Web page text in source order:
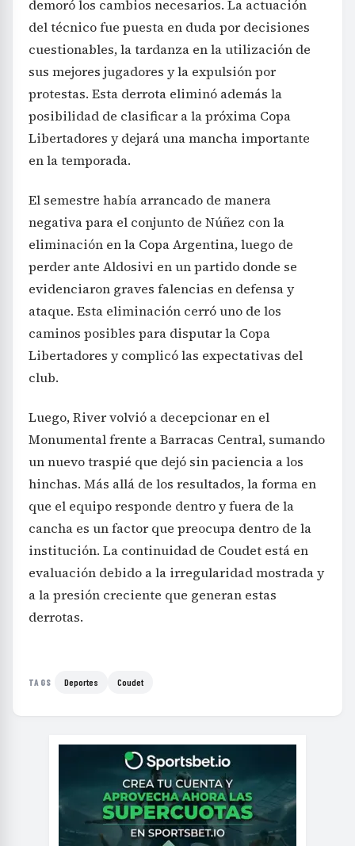
demoró los cambios necesarios. La actuación
del técnico fue puesta en duda por decisiones
cuestionables, la tardanza en la utilización de
sus mejores jugadores y la expulsión por
protestas. Esta derrota eliminó además la
posibilidad de clasificar a la próxima Copa
Libertadores y dejará una mancha importante
en la temporada.
El semestre había arrancado de manera
negativa para el conjunto de Núñez con la
eliminación en la Copa Argentina, luego de
perder ante Aldosivi en un partido donde se
evidenciaron graves falencias en defensa y
ataque. Esta eliminación cerró uno de los
caminos posibles para disputar la Copa
Libertadores y complicó las expectativas del
club.
Luego, River volvió a decepcionar en el
Monumental frente a Barracas Central, sumando
un nuevo traspié que dejó sin paciencia a los
hinchas. Más allá de los resultados, la forma en
que el equipo responde dentro y fuera de la
cancha es un factor que preocupa dentro de la
institución. La continuidad de Coudet está en
evaluación debido a la irregularidad mostrada y
a la presión creciente que generan estas
derrotas.
TAGS Deportes Coudet